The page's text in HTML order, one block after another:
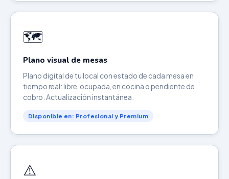
🗺️
Plano visual de mesas
Plano digital de tu local con estado de cada mesa en
tiempo real: libre, ocupada, en cocina o pendiente de
cobro. Actualización instantánea.
Disponible en: Profesional y Premium
⚠️